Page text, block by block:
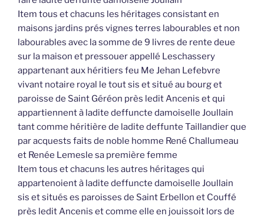
Item tous et chacuns les héritages consistant en
maisons jardins prés vignes terres labourables et non
labourables avec la somme de 9 livres de rente deue
sur la maison et pressouer appellé Leschassery
appartenant aux héritiers feu Me Jehan Lefebvre
vivant notaire royal le tout sis et situé au bourg et
paroisse de Saint Géréon près ledit Ancenis et qui
appartiennent à ladite deffuncte damoiselle Joullain
tant comme héritière de ladite deffunte Taillandier que
par acquests faits de noble homme René Challumeau
et Renée Lemesle sa première femme
Item tous et chacuns les autres héritages qui
appartenoient à ladite deffuncte damoiselle Joullain
sis et situés es paroisses de Saint Erbellon et Couffé
près ledit Ancenis et comme elle en jouissoit lors de